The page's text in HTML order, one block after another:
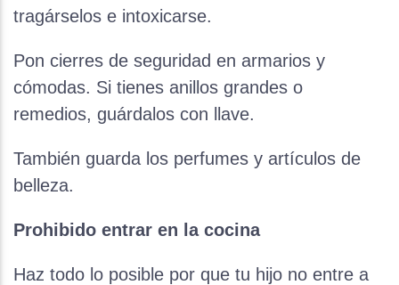
tragárselos e intoxicarse.
Pon cierres de seguridad en armarios y
cómodas. Si tienes anillos grandes o
remedios, guárdalos con llave.
También guarda los perfumes y artículos de
belleza.
Prohibido entrar en la cocina
Haz todo lo posible por que tu hijo no entre a